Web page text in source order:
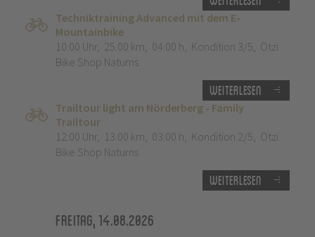
Techniktraining Advanced mit dem E-
Mountainbike
10:00 Uhr, 25.00 km, 04:00 h, Kondition 3/5, Ötzi
Bike Shop Naturns
Weiterlesen
Trailtour light am Nörderberg - Family
Trailtour
12:00 Uhr, 13.00 km, 03:00 h, Kondition 2/5, Ötzi
Bike Shop Naturns
Weiterlesen
Freitag, 14.08.2026